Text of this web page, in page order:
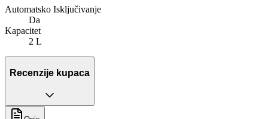
Automatsko Isključivanje
Da
Kapacitet
2 L
Recenzije kupaca